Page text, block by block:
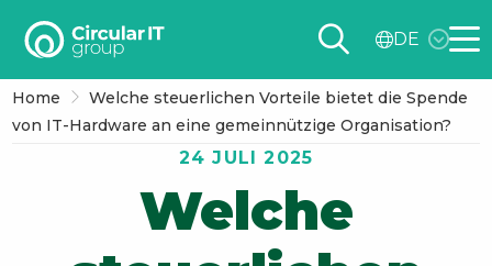
Circular
group
DE
Home
Welche steuerlichen Vorteile bietet die Spende
von IT-Hardware an eine gemeinnützige Organisation?
24 JULI 2025
Welche